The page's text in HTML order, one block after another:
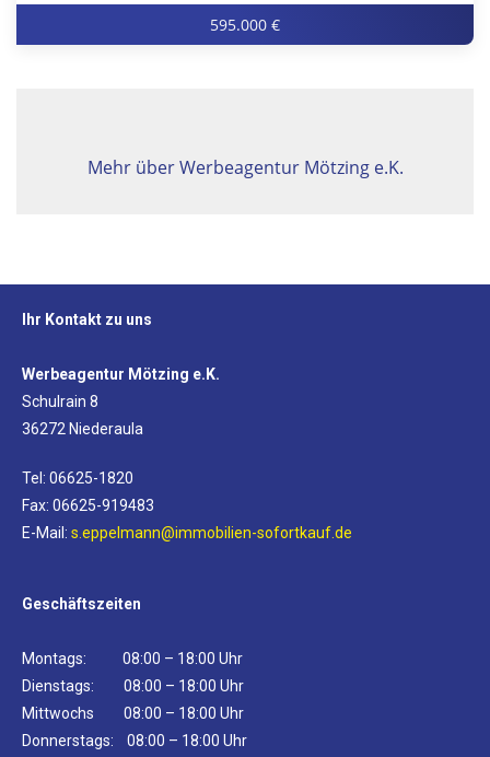
595.000 €
Mehr über Werbeagentur Mötzing e.K.
Ihr Kontakt zu uns
Werbeagentur Mötzing e.K.
Schulrain 8
36272 Niederaula
Tel: 06625-1820
Fax: 06625-919483
E-Mail: s.eppelmann@immobilien-sofortkauf.de
Geschäftszeiten
Montags: 08:00 – 18:00 Uhr
Dienstags: 08:00 – 18:00 Uhr
Mittwochs 08:00 – 18:00 Uhr
Donnerstags: 08:00 – 18:00 Uhr